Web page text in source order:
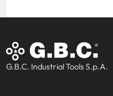
G.B.C. Industrial Tools S.p.A.